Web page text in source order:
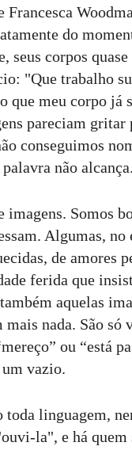
Francesca
do
seus corpos
"Que trabalho
meu corpo já
pareciam gritar
conseguimos
não
Somos
Algumas,
de amores
ferida que
aquelas
nada. São
ou “está
um vazio.
linguagem,
la", e há